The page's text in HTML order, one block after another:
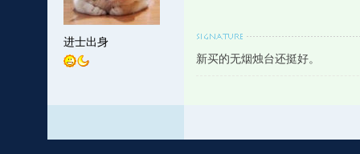
进士出身
新买的无烟烛台还挺好。